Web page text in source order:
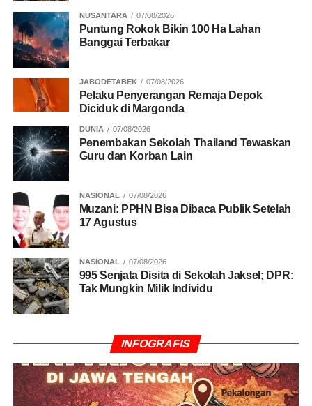
RELATED TOPICS:
DKI JAKARTA
UP NEXT
DPR Minta Negara Perkuat Perlindungan Anak
DON'T MISS
9 Saksi Kasus Korupsi CSR BI Kompak Mangkir
dari Panggilan KPK
NUSANTARA 07/08/2026
Puntung Rokok Bikin 100 Ha Lahan
Banggai Terbakar
JABODETABEK 07/08/2026
Pelaku Penyerangan Remaja Depok
Diciduk di Margonda
DUNIA 07/08/2026
Penembakan Sekolah Thailand Tewaskan
Guru dan Korban Lain
NASIONAL 07/08/2026
Muzani: PPHN Bisa Dibaca Publik Setelah
17 Agustus
NASIONAL 07/08/2026
995 Senjata Disita di Sekolah Jaksel; DPR:
Tak Mungkin Milik Individu
INFOGRAFIS